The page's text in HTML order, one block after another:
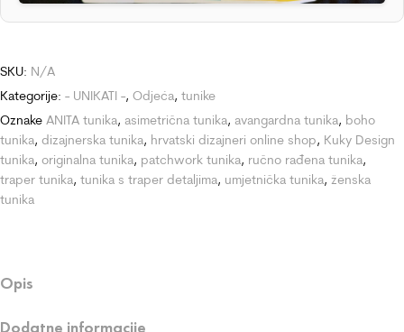
SKU: N/A
Kategorije: - UNIKATI -, Odjeća, tunike
Oznake ANITA tunika, asimetrična tunika, avangardna tunika, boho
tunika, dizajnerska tunika, hrvatski dizajneri online shop, Kuky Design
tunika, originalna tunika, patchwork tunika, ručno rađena tunika,
traper tunika, tunika s traper detaljima, umjetnička tunika, ženska
tunika
Opis
Dodatne informacije